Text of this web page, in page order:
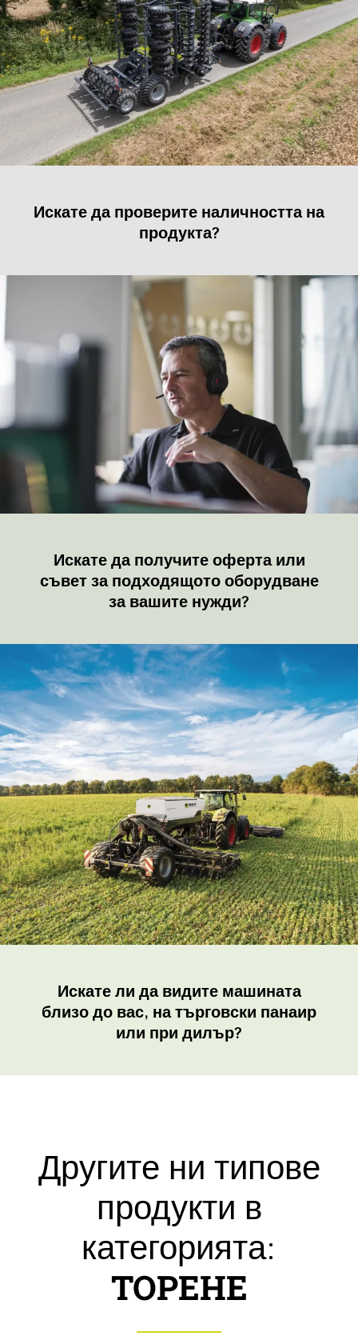
Искате да проверите наличността на
продукта?
Искате да получите оферта или
съвет за подходящото оборудване
за вашите нужди?
Искате ли да видите машината
близо до вас, на търговски панаир
или при дилър?
Другите ни типове
продукти в
категорията:
ТОРЕНЕ